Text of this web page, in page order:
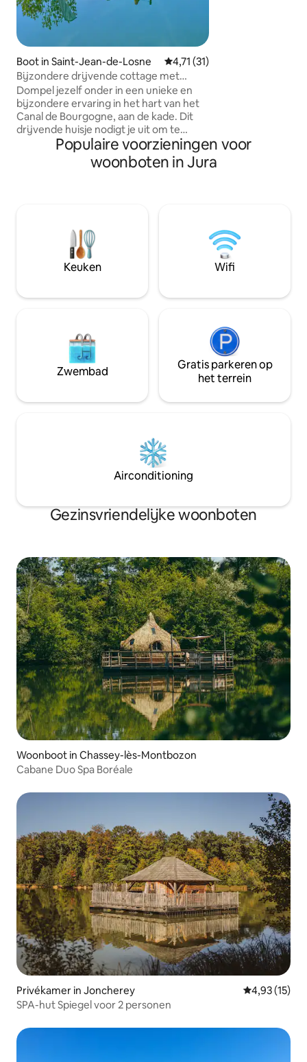
Boot in Saint-Jean-de-Losne Gemiddelde beoordeling van
4,71 (31)
Bijzondere drijvende cottage met
privéjacuzzi in vintage-stijl
Dompel jezelf onder in een unieke en
bijzondere ervaring in het hart van het
Canal de Bourgogne, aan de kade. Dit
drijvende huisje nodigt je uit om te
ontspannen en van omgeving te
veranderen, terwijl je tegen betaling
modern comfort biedt met verwarming,
het seizoen (zomer). Voor langere
verblijven is er een pakket met toegang
tot de spa beschikbaar. Optioneel
beddengoed en handdoeken
€ 15 per persoon
Populaire voorzieningen voor
woonboten in Jura
Keuken Wifi
Zwembad
Gratis parkeren op
het terrein
Airconditioning
Gezinsvriendelijke woonboten
Woonboot in Chassey-lès-Montbozon
Cabane Duo Spa Boréale
Privékamer in Joncherey Gemiddelde
4,93 (15)
SPA-hut Spiegel voor 2 personen